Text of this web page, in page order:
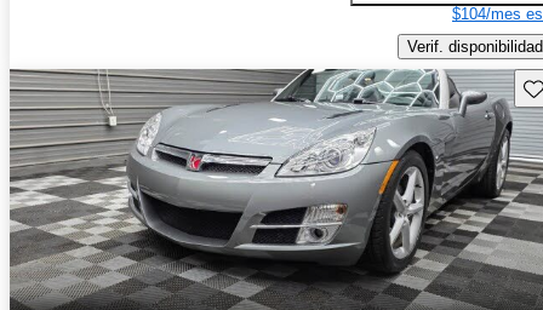
$104/mes
Verif. disponibilidad